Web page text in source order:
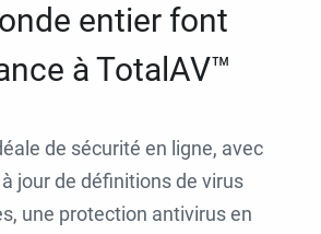
entier font
à TotalAV™
de sécurité en ligne, avec
jour de définitions de virus
une protection antivirus en